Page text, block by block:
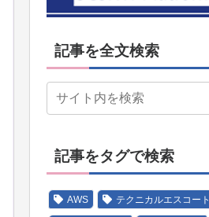
記事を全文検索
記事をタグで検索
AWS テクニカルエスコート